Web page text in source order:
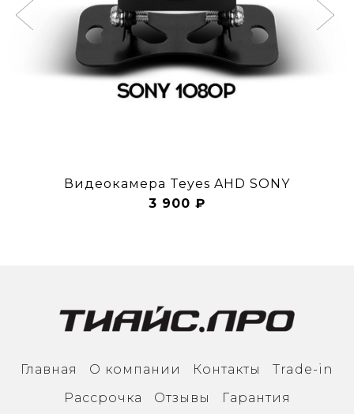
Видеокамера Teyes AHD SONY
3 900 ₽
Главная О компании Контакты
Trade-in
Рассрочка
Отзывы Гарантия